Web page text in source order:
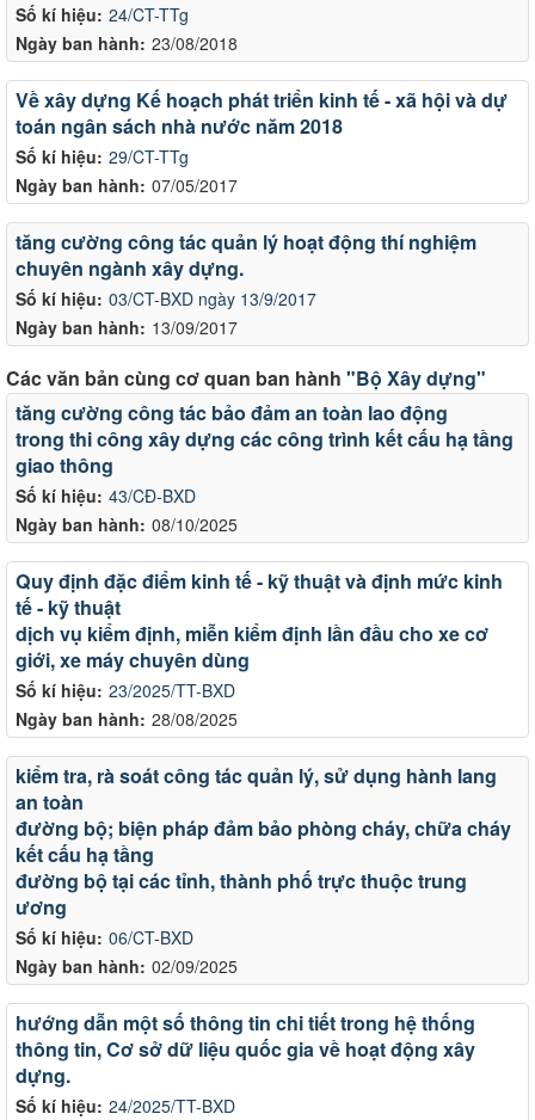
Số kí hiệu: 24/CT-TTg
Ngày ban hành: 23/08/2018
Số kí hiệu: 29/CT-TTg
Ngày ban hành: 07/05/2017
Về xây dựng Kế hoạch phát triển kinh tế - xã hội và dự
toán ngân sách nhà nước năm 2018
Số kí hiệu: 03/CT-BXD ngày 13/9/2017
Ngày ban hành: 13/09/2017
tăng cường công tác quản lý hoạt động thí nghiệm
chuyên ngành xây dựng.
Các văn bản cùng cơ quan ban hành "Bộ Xây dựng"
Số kí hiệu: 43/CĐ-BXD
Ngày ban hành: 08/10/2025
tăng cường công tác bảo đảm an toàn lao động
trong thi công xây dựng các công trình kết cấu hạ tầng
giao thông
Số kí hiệu: 23/2025/TT-BXD
Ngày ban hành: 28/08/2025
Quy định đặc điểm kinh tế - kỹ thuật và định mức kinh
tế - kỹ thuật
dịch vụ kiểm định, miễn kiểm định lần đầu cho xe cơ
giới, xe máy chuyên dùng
Số kí hiệu: 06/CT-BXD
Ngày ban hành: 02/09/2025
kiểm tra, rà soát công tác quản lý, sử dụng hành lang
an toàn
đường bộ; biện pháp đảm bảo phòng cháy, chữa cháy
kết cấu hạ tầng
đường bộ tại các tỉnh, thành phố trực thuộc trung
ương
Số kí hiệu: 24/2025/TT-BXD
hướng dẫn một số thông tin chi tiết trong hệ thống
thông tin, Cơ sở dữ liệu quốc gia về hoạt động xây
dựng.